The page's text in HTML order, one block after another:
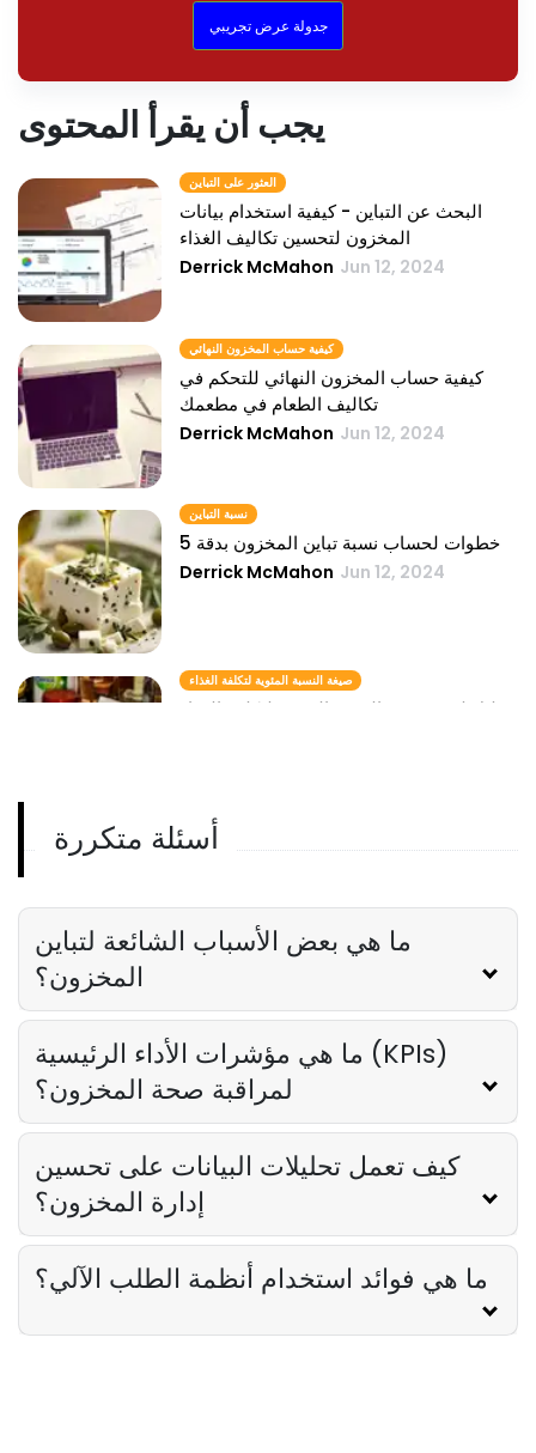
جدولة عرض تجريبي
يجب أن يقرأ المحتوى
العثور على التباين
البحث عن التباين - كيفية استخدام بيانات
المخزون لتحسين تكاليف الغذاء
Derrick McMahon Jun 12, 2024
كيفية حساب المخزون النهائي
كيفية حساب المخزون النهائي للتحكم في
تكاليف الطعام في مطعمك
Derrick McMahon Jun 12, 2024
نسبة التباين
5 خطوات لحساب نسبة تباين المخزون بدقة
Derrick McMahon Jun 12, 2024
صيغة النسبة المئوية لتكلفة الغذاء
دليل لفهم صيغة النسبة المئوية لتكلفة الغذاء
نسبة المخزون
Derrick McMahon Jun 12, 2024
أسئلة متكررة
ما هي بعض الأسباب الشائعة لتباين
المخزون؟
ما هي مؤشرات الأداء الرئيسية (KPIs)
لمراقبة صحة المخزون؟
كيف تعمل تحليلات البيانات على تحسين
إدارة المخزون؟
ما هي فوائد استخدام أنظمة الطلب الآلي؟